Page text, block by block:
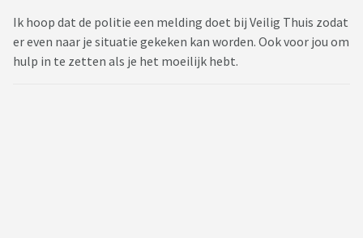
Ik hoop dat de politie een melding doet bij Veilig Thuis zodat
er even naar je situatie gekeken kan worden. Ook voor jou om
hulp in te zetten als je het moeilijk hebt.